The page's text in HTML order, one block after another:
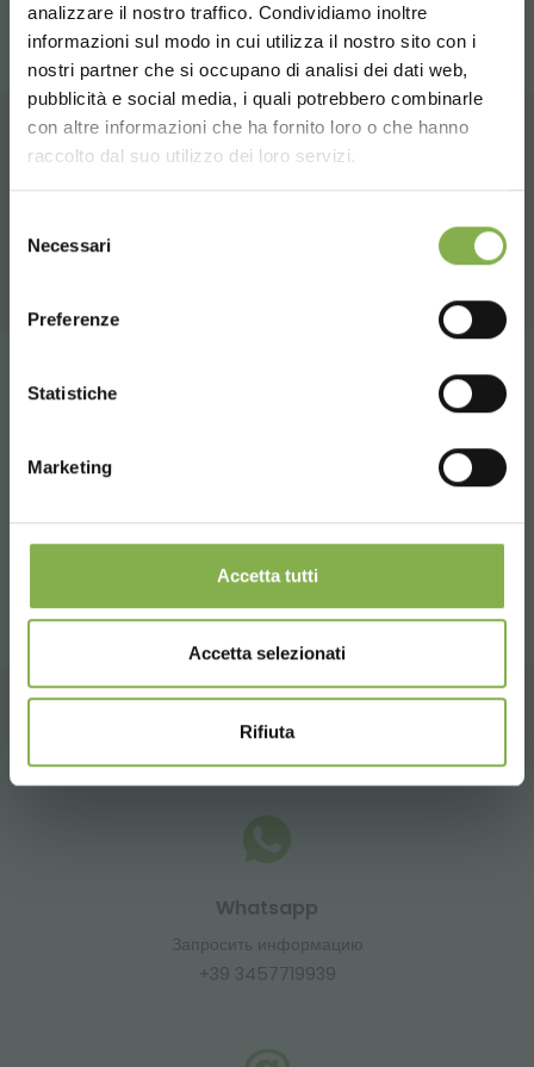
analizzare il nostro traffico. Condividiamo inoltre
informazioni sul modo in cui utilizza il nostro sito con i
nostri partner che si occupano di analisi dei dati web,
pubblicità e social media, i quali potrebbero combinarle
con altre informazioni che ha fornito loro o che hanno
raccolto dal suo utilizzo dei loro servizi.
delNecessari
Preferenze
Statistiche
Marketing
Accetta tutti
Accetta selezionati
Rifiuta
СОПУТСТВУЮЩИЕ ТОВАРЫ
Подборка лучших продуктов для продажи на
оборудование для производства конопли
Choose the country you are in and your
language for a better browsing experience
ГЛАВНАЯ
Whatsapp
Запросить информацию
+39 3457719939
ТЕХНИЧЕСКИЙ
ПАСПОРТ
зарегистрируйтесь, чтобы
скачать технический